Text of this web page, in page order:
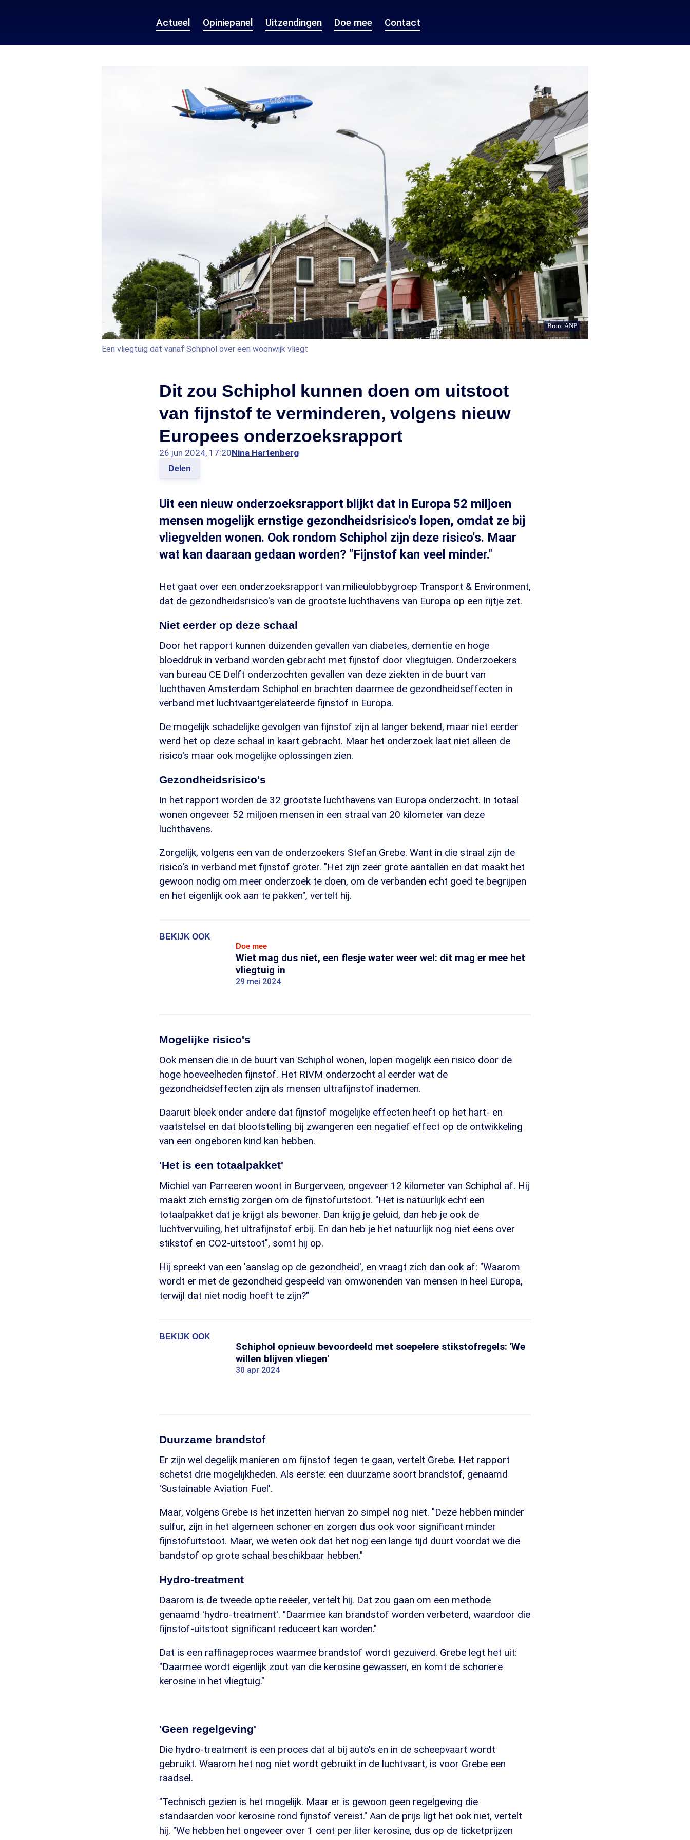
Actueel Opiniepanel Uitzendingen Doe mee Contact
Bron: ANP
Een vliegtuig dat vanaf Schiphol over een woonwijk vliegt
Dit zou Schiphol kunnen doen om uitstoot
van fijnstof te verminderen, volgens nieuw
Europees onderzoeksrapport
26 jun 2024, 17:20Nina Hartenberg
Delen
Uit een nieuw onderzoeksrapport blijkt dat in Europa 52 miljoen
mensen mogelijk ernstige gezondheidsrisico's lopen, omdat ze bij
vliegvelden wonen. Ook rondom Schiphol zijn deze risico's. Maar
wat kan daaraan gedaan worden? "Fijnstof kan veel minder."
Het gaat over een onderzoeksrapport van milieulobbygroep Transport & Environment,
dat de gezondheidsrisico's van de grootste luchthavens van Europa op een rijtje zet.
Niet eerder op deze schaal
Door het rapport kunnen duizenden gevallen van diabetes, dementie en hoge
bloeddruk in verband worden gebracht met fijnstof door vliegtuigen. Onderzoekers
van bureau CE Delft onderzochten gevallen van deze ziekten in de buurt van
luchthaven Amsterdam Schiphol en brachten daarmee de gezondheidseffecten in
verband met luchtvaartgerelateerde fijnstof in Europa.
De mogelijk schadelijke gevolgen van fijnstof zijn al langer bekend, maar niet eerder
werd het op deze schaal in kaart gebracht. Maar het onderzoek laat niet alleen de
risico's maar ook mogelijke oplossingen zien.
Gezondheidsrisico's
In het rapport worden de 32 grootste luchthavens van Europa onderzocht. In totaal
wonen ongeveer 52 miljoen mensen in een straal van 20 kilometer van deze
luchthavens.
Zorgelijk, volgens een van de onderzoekers Stefan Grebe. Want in die straal zijn de
risico's in verband met fijnstof groter. "Het zijn zeer grote aantallen en dat maakt het
gewoon nodig om meer onderzoek te doen, om de verbanden echt goed te begrijpen
en het eigenlijk ook aan te pakken", vertelt hij.
BEKIJK OOK
Doe mee
Wiet mag dus niet, een flesje water weer wel: dit mag er mee het
vliegtuig in
29 mei 2024
Mogelijke risico's
Ook mensen die in de buurt van Schiphol wonen, lopen mogelijk een risico door de
hoge hoeveelheden fijnstof. Het RIVM onderzocht al eerder wat de
gezondheidseffecten zijn als mensen ultrafijnstof inademen.
Daaruit bleek onder andere dat fijnstof mogelijke effecten heeft op het hart- en
vaatstelsel en dat blootstelling bij zwangeren een negatief effect op de ontwikkeling
van een ongeboren kind kan hebben.
'Het is een totaalpakket'
Michiel van Parreeren woont in Burgerveen, ongeveer 12 kilometer van Schiphol af. Hij
maakt zich ernstig zorgen om de fijnstofuitstoot. "Het is natuurlijk echt een
totaalpakket dat je krijgt als bewoner. Dan krijg je geluid, dan heb je ook de
luchtvervuiling, het ultrafijnstof erbij. En dan heb je het natuurlijk nog niet eens over
stikstof en CO2-uitstoot", somt hij op.
Hij spreekt van een 'aanslag op de gezondheid', en vraagt zich dan ook af: "Waarom
wordt er met de gezondheid gespeeld van omwonenden van mensen in heel Europa,
terwijl dat niet nodig hoeft te zijn?"
BEKIJK OOK
Schiphol opnieuw bevoordeeld met soepelere stikstofregels: 'We
willen blijven vliegen'
30 apr 2024
Duurzame brandstof
Er zijn wel degelijk manieren om fijnstof tegen te gaan, vertelt Grebe. Het rapport
schetst drie mogelijkheden. Als eerste: een duurzame soort brandstof, genaamd
'Sustainable Aviation Fuel'.
Maar, volgens Grebe is het inzetten hiervan zo simpel nog niet. "Deze hebben minder
sulfur, zijn in het algemeen schoner en zorgen dus ook voor significant minder
fijnstofuitstoot. Maar, we weten ook dat het nog een lange tijd duurt voordat we die
bandstof op grote schaal beschikbaar hebben."
Hydro-treatment
Daarom is de tweede optie reëeler, vertelt hij. Dat zou gaan om een methode
genaamd 'hydro-treatment'. "Daarmee kan brandstof worden verbeterd, waardoor die
fijnstof-uitstoot significant reduceert kan worden."
Dat is een raffinageproces waarmee brandstof wordt gezuiverd. Grebe legt het uit:
"Daarmee wordt eigenlijk zout van die kerosine gewassen, en komt de schonere
kerosine in het vliegtuig."
'Geen regelgeving'
Die hydro-treatment is een proces dat al bij auto's en in de scheepvaart wordt
gebruikt. Waarom het nog niet wordt gebruikt in de luchtvaart, is voor Grebe een
raadsel.
"Technisch gezien is het mogelijk. Maar er is gewoon geen regelgeving die
standaarden voor kerosine rond fijnstof vereist." Aan de prijs ligt het ook niet, vertelt
hij. "We hebben het ongeveer over 1 cent per liter kerosine, dus op de ticketprijzen